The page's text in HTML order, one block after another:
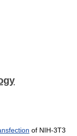
of NIH-3T3